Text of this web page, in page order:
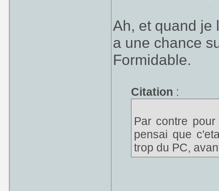
Ah, et quand je
a une chance
Formidable.
Citation :
Par contre
pensai que
trop du PC,